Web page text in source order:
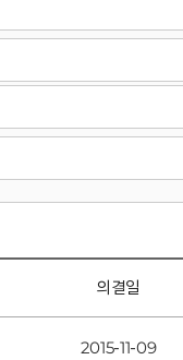
의결일
2015-11-09